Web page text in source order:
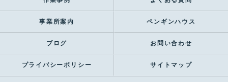
事業所案内 ペンギンハウス
ブログ お問い合わせ
プライバシーポリシー サイトマップ